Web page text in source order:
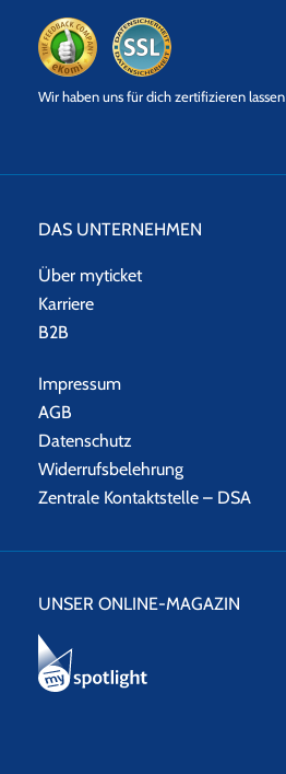
Datensicherheit
Wir haben uns für dich zertifizieren lassen
DAS UNTERNEHMEN
Über myticket
Karriere
B2B
Impressum
AGB
Datenschutz
Widerrufsbelehrung
Zentrale Kontaktstelle – DSA
UNSER ONLINE-MAGAZIN